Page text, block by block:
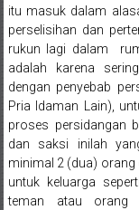
Jakarta
Pusat,
Purworejo,
itu masuk dalam
perselisihan dan
rukun lagi dalam
adalah karena
dengan penyebab
Pria Idaman Lain),
proses persidangan
dan saksi inilah
minimal 2 (dua) orang
untuk keluarga
teman atau orang